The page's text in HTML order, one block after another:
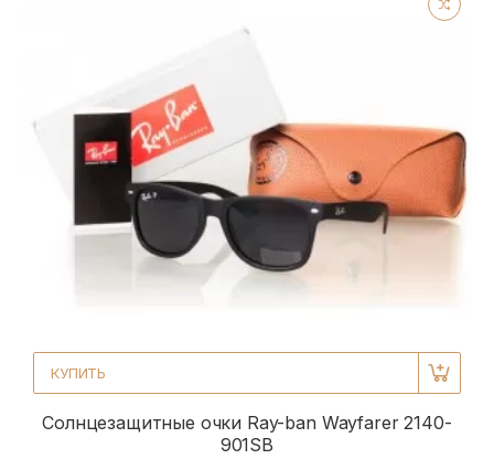
КУПИТЬ
Солнцезащитные очки Ray-ban Wayfarer 2140-
901SB